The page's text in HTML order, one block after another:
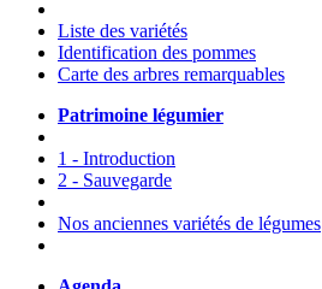
Liste des variétés
Identification des pommes
Carte des arbres remarquables
Patrimoine légumier
1 - Introduction
2 - Sauvegarde
Nos anciennes variétés de légumes